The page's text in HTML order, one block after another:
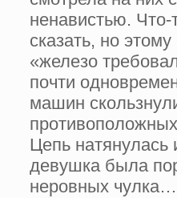
ненавистью. Что-
сказать, но
«железо
почти
машин
Цепь натянулась
девушка была
неровных чулка…